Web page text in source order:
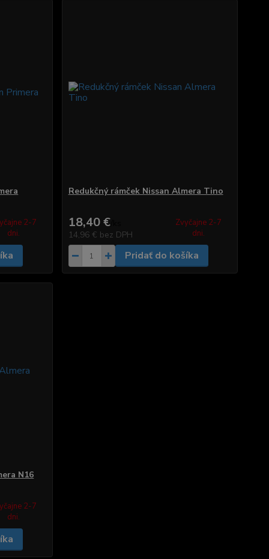
2-7
dni.
Redukčný rámček Nissan Almera Tino
18,40 €/
14,96 € bez DPH
Zvyčajne 2-7
dni.
Pridať do košíka
N16
2-7
dni.